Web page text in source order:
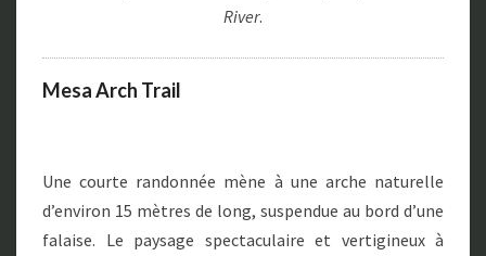
River.
Mesa Arch Trail
Une courte randonnée mène à une arche naturelle
d’environ 15 mètres de long, suspendue au bord d’une
falaise. Le paysage spectaculaire et vertigineux à